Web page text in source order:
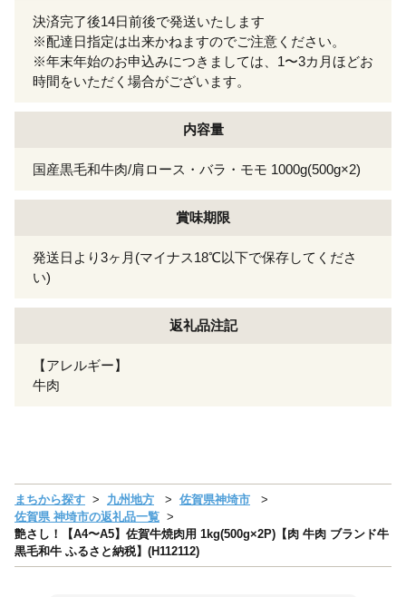
決済完了後14日前後で発送いたします
※配達日指定は出来かねますのでご注意ください。
※年末年始のお申込みにつきましては、1〜3カ月ほどお
時間をいただく場合がございます。
内容量
国産黒毛和牛肉/肩ロース・バラ・モモ 1000g(500g×2)
賞味期限
発送日より3ヶ月(マイナス18℃以下で保存してくださ
い)
返礼品注記
【アレルギー】
牛肉
まちから探す 九州地方
佐賀県神埼市
佐賀県 神埼市の返礼品一覧
艶さし！【A4〜A5】佐賀牛焼肉用 1kg(500g×2P)【肉 牛肉 ブランド牛
黒毛和牛 ふるさと納税】(H112112)